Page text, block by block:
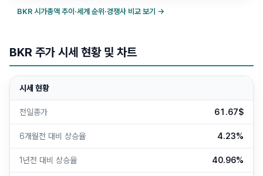
BKR 시가총액 추이·세계 순위·경쟁사 비교 보기 →
BKR 주가 시세 현황 및 차트
시세 현황
전일종가 61.67$
6개월전 대비 상승율 4.23%
1년전 대비 상승율 40.96%